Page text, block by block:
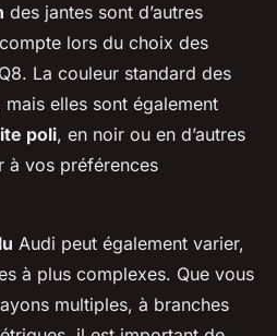
des jantes sont d’autres
lors du choix des
La couleur standard des
mais elles sont également
poli, en noir ou en d’autres
à vos préférences
Audi peut également varier,
à plus complexes. Que vous
multiples, à branches